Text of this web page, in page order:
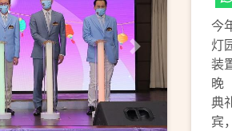
下一页
今
灯
装
晚
典
宾